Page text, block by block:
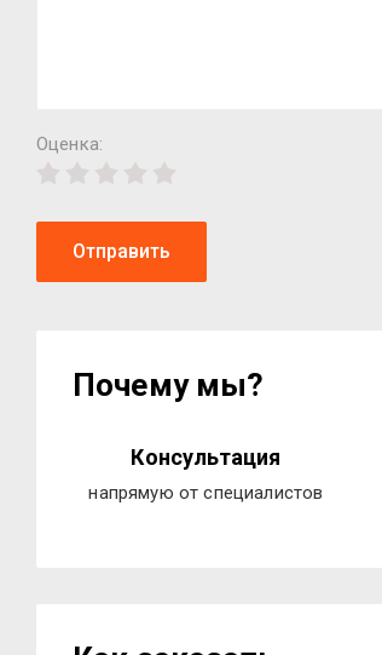
Оценка:
Отправить
Почему мы?
Консультация
напрямую от специалистов